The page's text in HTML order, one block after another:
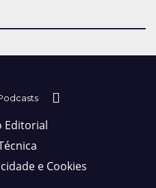
Editorial
e Cookies